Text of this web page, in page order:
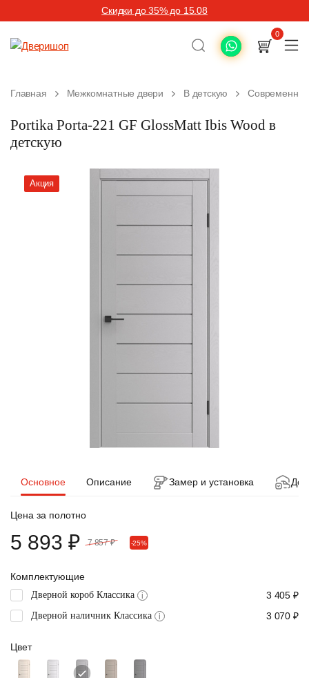
Скидки до 35% до 15.08
0
Главная Межкомнатные двери В детскую
Portika Porta-221 GF GlossMatt Ibis Wood в
детскую
Акция
Основное Описание Замер и установка
Комплектующие
Дверной короб Классика i 3 405 ₽
Дверной наличник Классика i 3 070 ₽
Цвет
Цена за полотно
5 893 ₽ 7 857 ₽ -25%